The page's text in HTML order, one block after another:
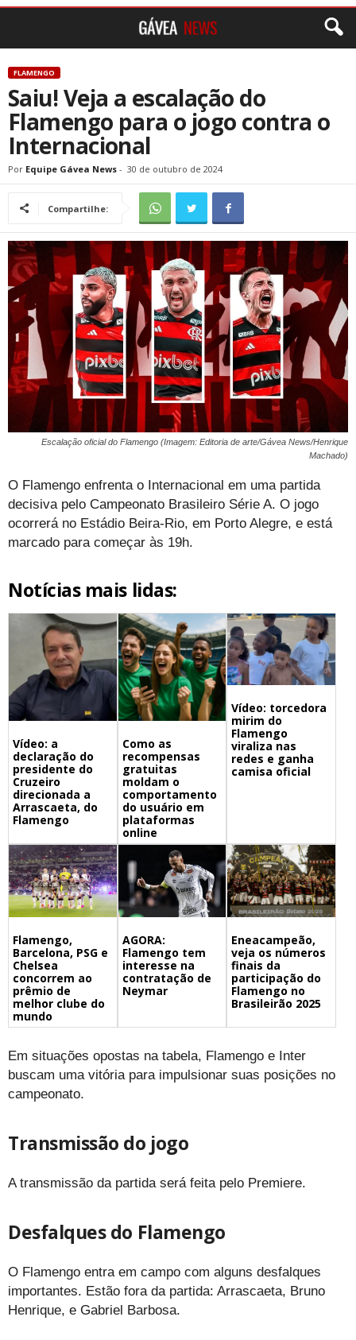
FLAMENGO
Saiu! Veja a escalação do
Flamengo para o jogo contra o
Internacional
Por Equipe Gávea News - 30 de outubro de 2024
Compartilhe:
Escalação oficial do Flamengo (Imagem: Editoria de arte/Gávea News/Henrique
Machado)
O Flamengo enfrenta o Internacional em uma partida
decisiva pelo Campeonato Brasileiro Série A. O jogo
ocorrerá no Estádio Beira-Rio, em Porto Alegre, e está
marcado para começar às 19h.
Notícias mais lidas:
Vídeo: a
declaração do
presidente do
Cruzeiro
direcionada a
Arrascaeta, do
Flamengo
Como as
recompensas
gratuitas
moldam o
comportamento
do usuário em
plataformas
online
Vídeo: torcedora
mirim do
Flamengo
viraliza nas
redes e ganha
camisa oficial
Flamengo,
Barcelona, PSG e
Chelsea
concorrem ao
prêmio de
melhor clube do
mundo
AGORA:
Flamengo tem
interesse na
contratação de
Neymar
Eneacampeão,
veja os números
finais da
participação do
Flamengo no
Brasileirão 2025
Em situações opostas na tabela, Flamengo e Inter
buscam uma vitória para impulsionar suas posições no
campeonato.
Transmissão do jogo
A transmissão da partida será feita pelo Premiere.
Desfalques do Flamengo
O Flamengo entra em campo com alguns desfalques
importantes. Estão fora da partida: Arrascaeta, Bruno
Henrique, e Gabriel Barbosa.